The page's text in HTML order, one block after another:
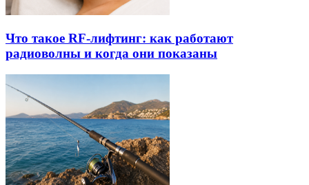
Что такое RF-лифтинг: как работают
радиоволны и когда они показаны